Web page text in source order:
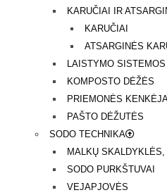
KARUČIAI IR
KARUČIAI
ATSARGINĖS
LAISTYMO SISTEMOS
KOMPOSTO DĖŽĖS
PRIEMONĖS
PAŠTO DĖŽUTĖS
SODO TECHNIKA
MALKŲ
SODO PURKŠTUVAI
VEJAPJOVĖS